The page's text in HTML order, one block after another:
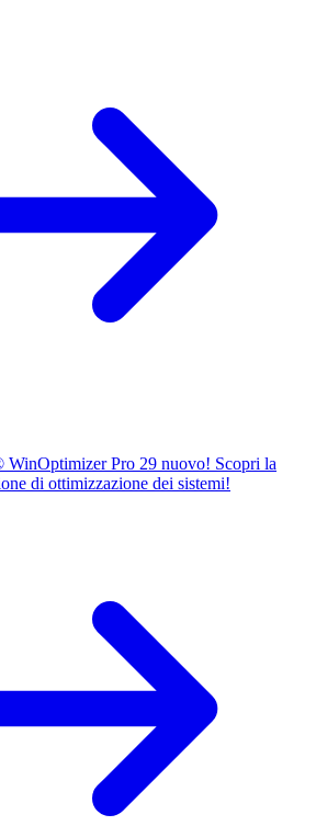
WinOptimizer Pro 29 nuovo! Scopri la
di ottimizzazione dei sistemi!